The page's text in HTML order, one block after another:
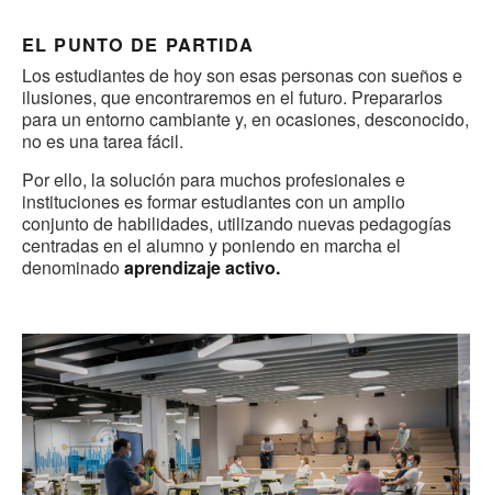
EL PUNTO DE PARTIDA
Los estudiantes de hoy son esas personas con sueños e
ilusiones, que encontraremos en el futuro. Prepararlos
para un entorno cambiante y, en ocasiones, desconocido,
no es una tarea fácil.
Por ello, la solución para muchos profesionales e
instituciones es formar estudiantes con un amplio
conjunto de habilidades, utilizando nuevas pedagogías
centradas en el alumno y poniendo en marcha el
denominadoaprendizaje activo.